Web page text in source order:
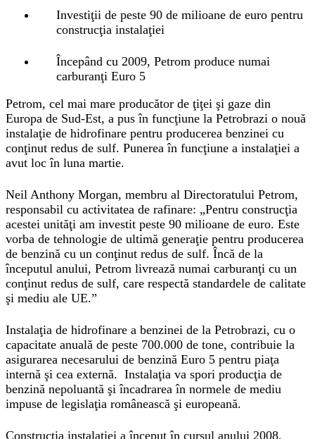
Investiţii de peste 90 de milioane de euro pentru
construcţia instalaţiei
Începând cu 2009, Petrom produce numai
carburanţi Euro 5
Petrom, cel mai mare producător de ţiţei şi gaze din
Europa de Sud-Est, a pus în funcţiune la Petrobrazi o nouă
instalaţie de hidrofinare pentru producerea benzinei cu
conţinut redus de sulf. Punerea în funcţiune a instalaţiei a
avut loc în luna martie.
Neil Anthony Morgan, membru al Directoratului Petrom,
responsabil cu activitatea de rafinare: „Pentru construcţia
acestei unităţi am investit peste 90 milioane de euro. Este
vorba de tehnologie de ultimă generaţie pentru producerea
de benzină cu un conţinut redus de sulf. Încă de la
începutul anului, Petrom livrează numai carburanţi cu un
conţinut redus de sulf, care respectă standardele de calitate
şi mediu ale UE.”
Instalaţia de hidrofinare a benzinei de la Petrobrazi, cu o
capacitate anuală de peste 700.000 de tone, contribuie la
asigurarea necesarului de benzină Euro 5 pentru piaţa
internă şi cea externă. Instalaţia va spori producţia de
benzină nepoluantă şi încadrarea în normele de mediu
impuse de legislaţia românească şi europeană.
Construcţia instalaţiei a început în cursul anului 2008.